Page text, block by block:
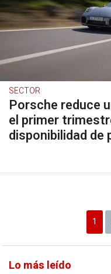
SECTOR
Porsche reduce
el primer
disponibilidad de
1
Lo más leído